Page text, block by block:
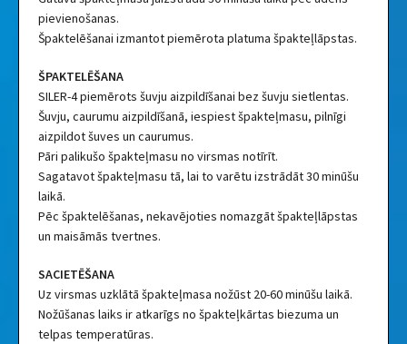
pievienošanas.
Špaktelēšanai izmantot piemērota platuma špakteļlāpstas.
ŠPAKTELĒŠANA
SILER-4 piemērots šuvju aizpildīšanai bez šuvju sietlentas.
Šuvju, caurumu aizpildīšanā, iespiest špakteļmasu, pilnīgi
aizpildot šuves un caurumus.
Pāri palikušo špakteļmasu no virsmas notīrīt.
Sagatavot špakteļmasu tā, lai to varētu izstrādāt 30 minūšu
laikā.
Pēc špaktelēšanas, nekavējoties nomazgāt špakteļlāpstas
un maisāmās tvertnes.
SACIETĒŠANA
Uz virsmas uzklātā špakteļmasa nožūst 20-60 minūšu laikā.
Nožūšanas laiks ir atkarīgs no špakteļkārtas biezuma un
telpas temperatūras.